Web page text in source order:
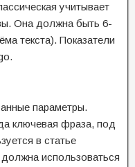
учитывает
Она должна быть 6-
текста). Показатели
параметры.
ключевая фраза, под
в статье
использоваться